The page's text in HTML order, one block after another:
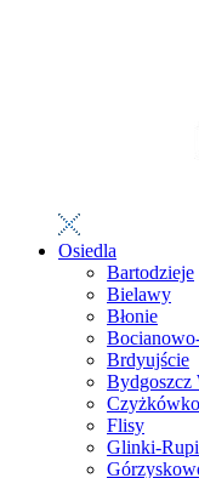
Osiedla
Bartodzieje
Bielawy
Błonie
Brdyujście
Bydgoszcz
Czyżkówko
Flisy
Glinki-